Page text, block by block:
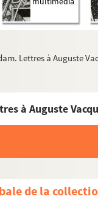
Lettres à Auguste
à Auguste
de la